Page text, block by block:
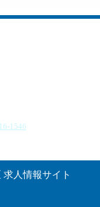
1546
人情報サイト